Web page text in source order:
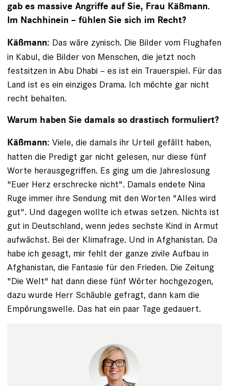
gab es massive ­Angriffe auf Sie, Frau Käßmann.
Im Nachhinein – fühlen Sie sich im Recht?
Käßmann: Das wäre zynisch. Die Bilder vom Flughafen
in Kabul, die Bilder von Menschen, die jetzt noch
festsitzen in Abu Dhabi – es ist ein Trauerspiel. Für das
Land ist es ein einziges Drama. Ich möchte gar nicht
recht behalten.
Warum haben Sie damals so drastisch formuliert?
Käßmann: Viele, die damals ihr Urteil gefällt haben,
hatten die Predigt gar nicht gelesen, nur diese fünf
Worte herausgegriffen. Es ging um die Jahreslosung
"Euer Herz erschrecke nicht". Damals endete Nina
Ruge immer ihre Sendung mit den Worten "Alles wird
gut". Und dagegen wollte ich etwas setzen. Nichts ist
gut in Deutschland, wenn jedes sechste Kind in Armut
aufwächst. Bei der Klimafrage. Und in ­Afghanistan. Da
habe ich gesagt, mir fehlt der ganze zivile Aufbau in
Afghanistan, die Fantasie für den Frieden. Die Zeitung
"Die Welt" hat dann diese fünf Wörter hochgezogen,
dazu wurde Herr Schäuble gefragt, dann kam die
Empörungswelle. Das hat ein paar Tage gedauert.